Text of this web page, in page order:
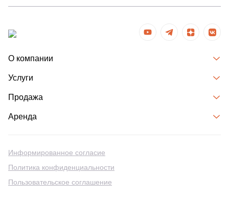
О компании
Услуги
Продажа
Аренда
Информированное согласие
Политика конфиденциальности
Пользовательское соглашение